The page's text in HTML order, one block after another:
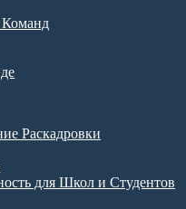
Команд
Раскадровки
для Школ и Студентов